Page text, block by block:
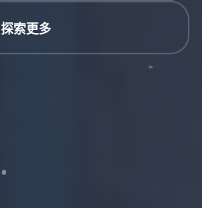
探索更多